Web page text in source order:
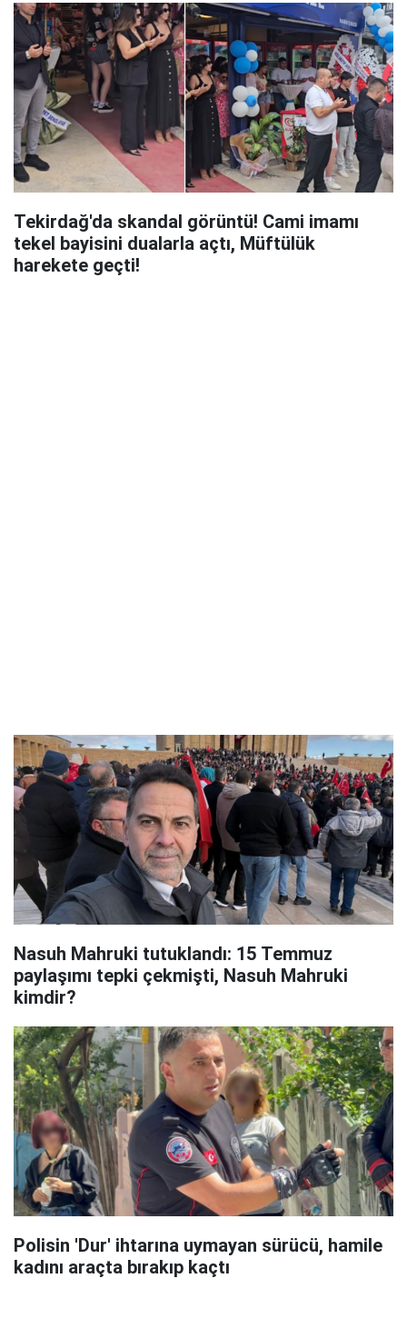
Tekirdağ'da skandal görüntü! Cami imamı
tekel bayisini dualarla açtı, Müftülük
harekete geçti!
Nasuh Mahruki tutuklandı: 15 Temmuz
paylaşımı tepki çekmişti, Nasuh Mahruki
kimdir?
Polisin 'Dur' ihtarına uymayan sürücü, hamile
kadını araçta bırakıp kaçtı